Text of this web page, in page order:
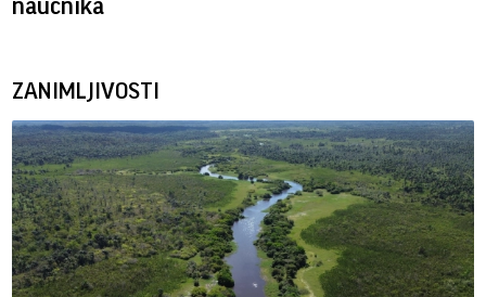
naučnika
ZANIMLJIVOSTI